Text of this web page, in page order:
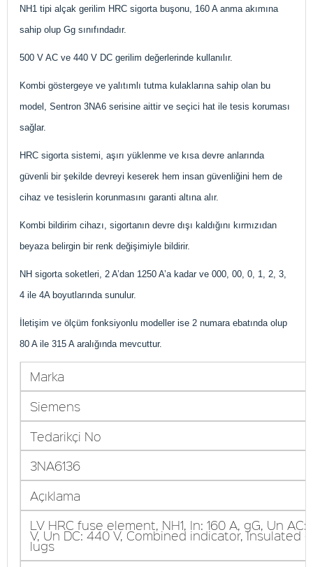
NH1 tipi alçak gerilim HRC sigorta buşonu, 160 A anma akımına
sahip olup Gg sınıfındadır.
500 V AC ve 440 V DC gerilim değerlerinde kullanılır.
Kombi göstergeye ve yalıtımlı tutma kulaklarına sahip olan bu
model, Sentron 3NA6 serisine aittir ve seçici hat ile tesis koruması
sağlar.
HRC sigorta sistemi, aşırı yüklenme ve kısa devre anlarında
güvenli bir şekilde devreyi keserek hem insan güvenliğini hem de
cihaz ve tesislerin korunmasını garanti altına alır.
Kombi bildirim cihazı, sigortanın devre dışı kaldığını kırmızıdan
beyaza belirgin bir renk değişimiyle bildirir.
NH sigorta soketleri, 2 A’dan 1250 A’a kadar ve 000, 00, 0, 1, 2, 3,
4 ile 4A boyutlarında sunulur.
İletişim ve ölçüm fonksiyonlu modeller ise 2 numara ebatında olup
80 A ile 315 A aralığında mevcuttur.
Marka
Siemens
Tedarikçi No
3NA6136
Açıklama
LV HRC fuse element, NH1, In: 160 A, gG, Un AC:
V, Un DC: 440 V, Combined indicator, Insulated
lugs